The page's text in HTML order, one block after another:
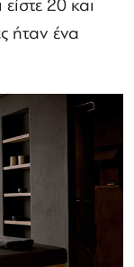
20 και
ήταν ένα